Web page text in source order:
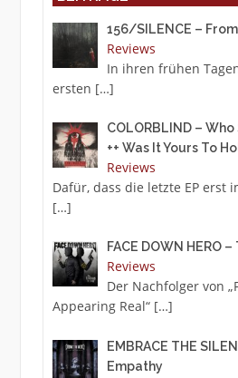
156/SILENCE –
Reviews
In ihren frühen
ersten […]
COLORBLIND –
++ Was It Yours To
Reviews
Dafür, dass die letzte EP erst
[…]
FACE DOWN HERO
Reviews
Der Nachfolger von
Appearing Real“ […]
EMBRACE THE
Empathy